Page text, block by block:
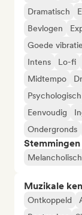
Dramatisch
Bevlogen
Goede
Intens
Lo-fi
Midtempo
Psychologisch
Eenvoudig
Ondergronds
Melancholisch
Muzikale
Ontkoppeld